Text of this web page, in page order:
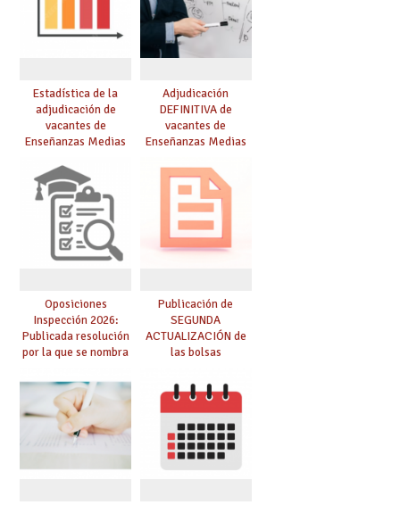
Estadística de la
adjudicación de
vacantes de
Enseñanzas Medias
Adjudicación
DEFINITIVA de
vacantes de
Enseñanzas Medias
Oposiciones
Inspección 2026:
Publicada resolución
por la que se nombra
prácticas, se regulan
dichas prácticas y se
convoca acto público
de adjudicación
Publicación de
SEGUNDA
ACTUALIZACIÓN de
las bolsas
Cuerpo de Maestros
de especialidades
convocadas a
oposición